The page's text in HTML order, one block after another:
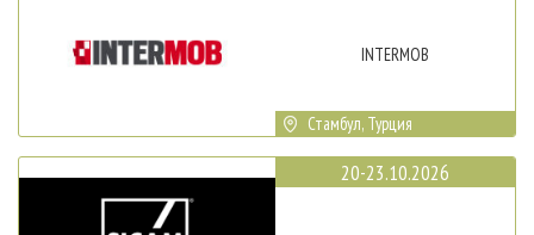
INTERMOB
Стамбул, Турция
20-23.10.2026